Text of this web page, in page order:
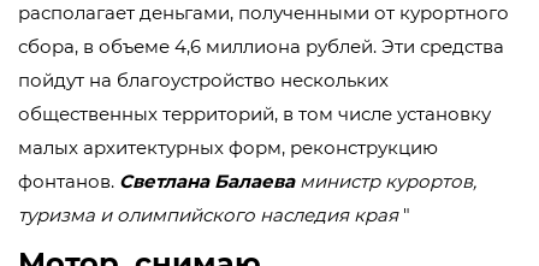
располагает деньгами, полученными от курортного
сбора, в объеме 4,6 миллиона рублей. Эти средства
пойдут на благоустройство нескольких
общественных территорий, в том числе установку
малых архитектурных форм, реконструкцию
фонтанов. Светлана Балаеваминистр курортов,
туризма и олимпийского наследия края